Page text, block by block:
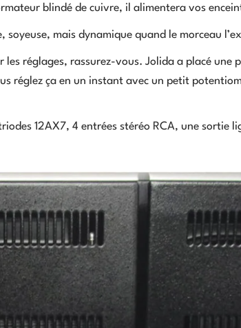
blindé de cuivre, il alimentera vos
soyeuse, mais dynamique quand le morceau
réglages, rassurez-vous. Jolida a placé une
réglez ça en un instant avec un petit
12AX7, 4 entrées stéréo RCA, une sortie